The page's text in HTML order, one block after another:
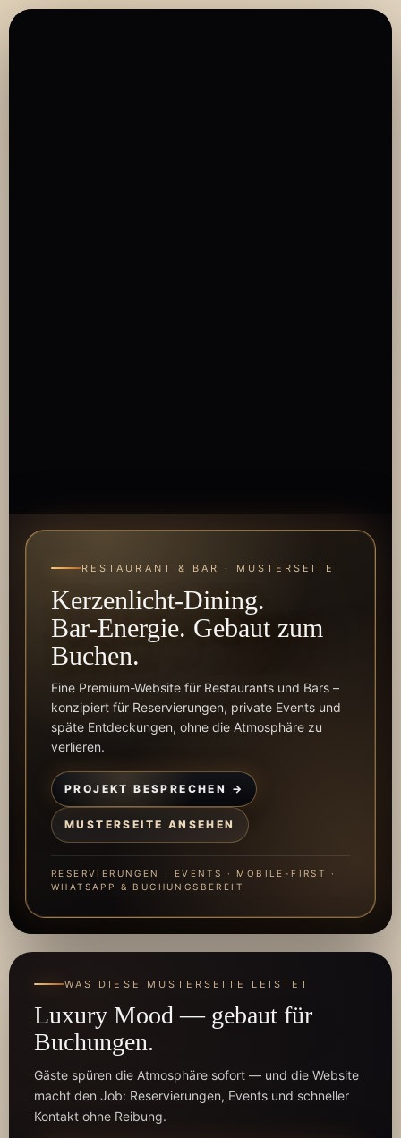
RESTAURANT & BAR · MUSTERSEITE
Kerzenlicht-Dining.
Bar-Energie. Gebaut zum
Buchen.
Eine Premium-Website für Restaurants und Bars –
konzipiert für Reservierungen, private Events und
späte Entdeckungen, ohne die Atmosphäre zu
verlieren.
PROJEKT BESPRECHEN →
MUSTERSEITE ANSEHEN
RESERVIERUNGEN · EVENTS · MOBILE-FIRST ·
WHATSAPP & BUCHUNGSBEREIT
WAS DIESE MUSTERSEITE LEISTET
Luxury Mood — gebaut für
Buchungen.
Gäste spüren die Atmosphäre sofort — und die Website
macht den Job: Reservierungen, Events und schneller
Kontakt ohne Reibung.